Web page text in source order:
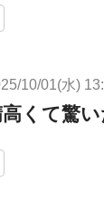
10/01(水)
くて驚い